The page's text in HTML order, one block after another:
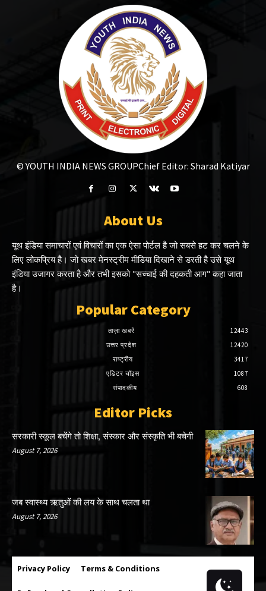
© YOUTH INDIA NEWS GROUPChief Editor: Sharad Katiyar
About Us
यूथ इंडिया समाचारों एवं विचारों का एक ऐसा पोर्टल है जो सबसे हट कर चलने के
लिए लोकप्रिय है। जो खबर मेनस्ट्रीम मीडिया दिखाने से डरती है उसे यूथ
इंडिया उजागर करता है और तभी इसको "सच्चाई की दहकती आग" कहा जाता
है।
Popular Category
ताज़ा खबरें
12443
उत्तर प्रदेश
12420
राष्ट्रीय
3417
एडिटर चॉइस
1087
संपादकीय
608
Editor Picks
सरकारी स्कूल बचेंगे तो शिक्षा, संस्कार और संस्कृति भी बचेगी
August 7, 2026
जब स्वास्थ्य ऋतुओं की लय के साथ चलता था
August 7, 2026
Privacy Policy Terms & Conditions